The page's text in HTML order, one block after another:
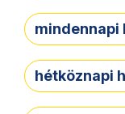
mindennapi
hétköznapi